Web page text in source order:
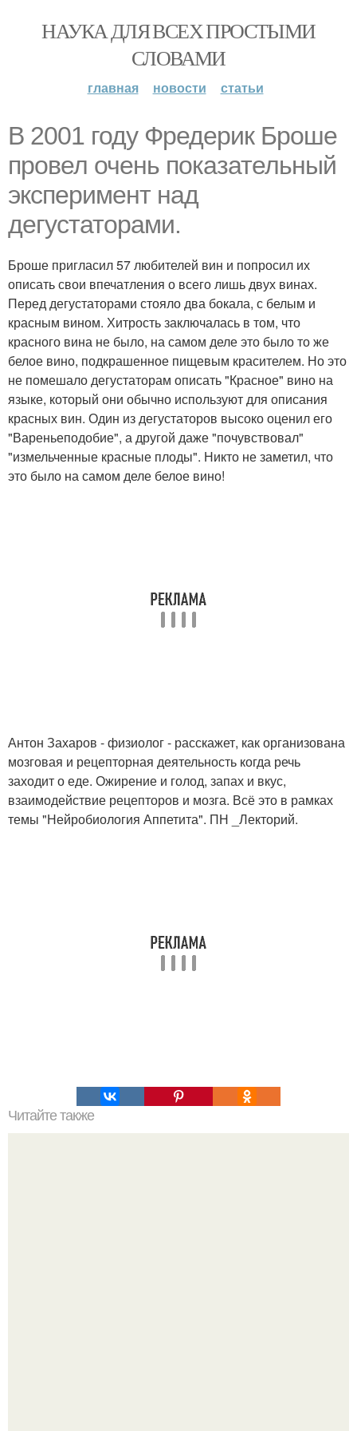
НАУКА ДЛЯ ВСЕХ ПРОСТЫМИ
СЛОВАМИ
главная новости статьи
В 2001 году Фредерик Броше
провел очень показательный
эксперимент над
дегустаторами.
Броше пригласил 57 любителей вин и попросил их
описать свои впечатления о всего лишь двух винах.
Перед дегустаторами стояло два бокала, с белым и
красным вином. Хитрость заключалась в том, что
красного вина не было, на самом деле это было то же
белое вино, подкрашенное пищевым красителем. Но это
не помешало дегустаторам описать "Красное" вино на
языке, который они обычно используют для описания
красных вин. Один из дегустаторов высоко оценил его
"Вареньеподобие", а другой даже "почувствовал"
"измельченные красные плоды". Никто не заметил, что
это было на самом деле белое вино!
Антон Захаров - физиолог - расскажет, как организована
мозговая и рецепторная деятельность когда речь
заходит о еде. Ожирение и голод, запах и вкус,
взаимодействие рецепторов и мозга. Всё это в рамках
темы "Нейробиология Аппетита". ПН _Лекторий.
Читайте также